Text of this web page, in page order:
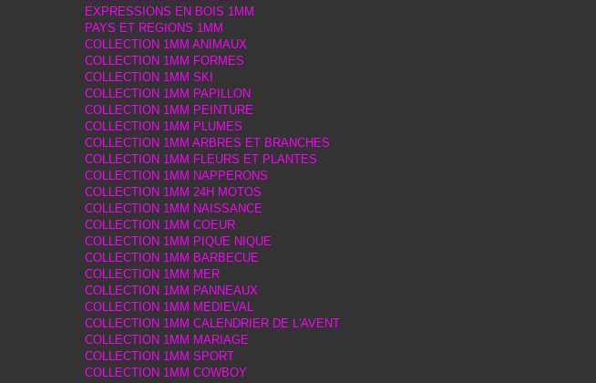
EXPRESSIONS EN BOIS 1MM
PAYS ET REGIONS 1MM
COLLECTION 1MM ANIMAUX
COLLECTION 1MM FORMES
COLLECTION 1MM SKI
COLLECTION 1MM PAPILLON
COLLECTION 1MM PEINTURE
COLLECTION 1MM PLUMES
COLLECTION 1MM ARBRES ET BRANCHES
COLLECTION 1MM FLEURS ET PLANTES
COLLECTION 1MM NAPPERONS
COLLECTION 1MM 24H MOTOS
COLLECTION 1MM NAISSANCE
COLLECTION 1MM COEUR
COLLECTION 1MM PIQUE NIQUE
COLLECTION 1MM BARBECUE
COLLECTION 1MM MER
COLLECTION 1MM PANNEAUX
COLLECTION 1MM MEDIEVAL
COLLECTION 1MM CALENDRIER DE L'AVENT
COLLECTION 1MM MARIAGE
COLLECTION 1MM SPORT
COLLECTION 1MM COWBOY